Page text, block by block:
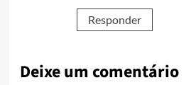
Responder
Deixe um comentário